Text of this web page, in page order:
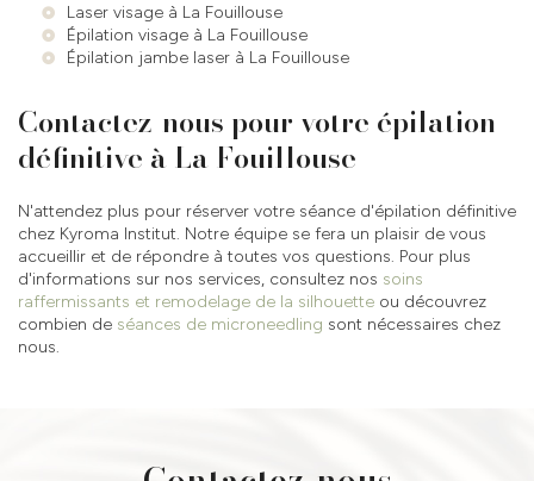
Laser visage à La Fouillouse
Épilation visage à La Fouillouse
Épilation jambe laser à La Fouillouse
Contactez-nous pour votre épilation
définitive à La Fouillouse
N'attendez plus pour réserver votre séance d'épilation définitive
chez Kyroma Institut. Notre équipe se fera un plaisir de vous
accueillir et de répondre à toutes vos questions. Pour plus
d'informations sur nos services, consultez nos soins
raffermissants et remodelage de la silhouette ou découvrez
combien de séances de microneedling sont nécessaires chez
nous.